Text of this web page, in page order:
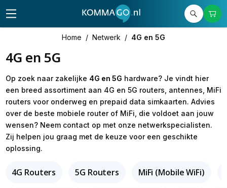
Home / Netwerk / 4G en 5G
4G en 5G
Op zoek naar zakelijke 4G en 5G hardware? Je vindt hier
een breed assortiment aan 4G en 5G routers, antennes, MiFi
routers voor onderweg en prepaid data simkaarten. Advies
over de beste mobiele router of MiFi, die voldoet aan jouw
wensen? Neem contact op met onze netwerkspecialisten.
Zij helpen jou graag met de keuze voor een geschikte
oplossing.
4G Routers 5G Routers MiFi (Mobile WiFi)